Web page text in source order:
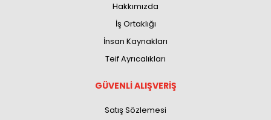
Hakkımızda
İş Ortaklığı
İnsan Kaynakları
Teif Ayrıcalıkları
GÜVENLİ ALIŞVERİŞ
Satış Sözlemesi